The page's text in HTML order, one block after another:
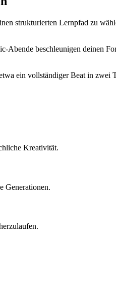
strukturierten Lernpfad zu
beschleunigen deinen
ein vollständiger Beat in zwei
Kreativität.
Generationen.